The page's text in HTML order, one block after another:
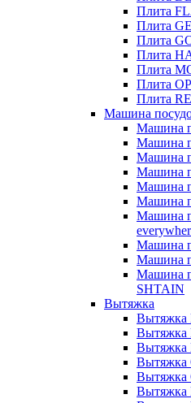
Плита
Плита
Плита
Плита
Плита
Плита
Плита
Машина
Машина
Машина
Машина
Машина
Машина
Машина
Машина
Машина
Машина
Машина
SHTAIN
Вытяжка
Вытяжка
Вытяжка
Вытяжка
Вытяжка
Вытяжка
Вытяжка